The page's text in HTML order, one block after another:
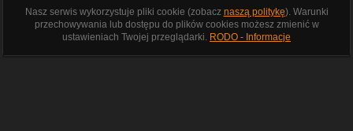
Nasz serwis wykorzystuje pliki cookie (zobacz naszą politykę). Warunki
przechowywania lub dostępu do plików cookies możesz zmienić w
ustawieniach Twojej przeglądarki. RODO - Informacje